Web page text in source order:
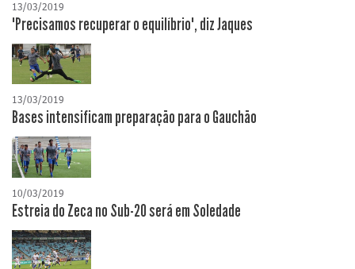
13/03/2019
"Precisamos recuperar o equilíbrio", diz Jaques
13/03/2019
Bases intensificam preparação para o Gauchão
10/03/2019
Estreia do Zeca no Sub-20 será em Soledade